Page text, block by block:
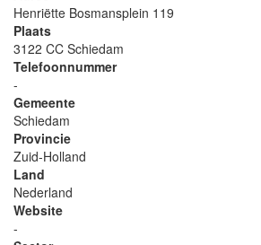
Henriëtte Bosmansplein 119
Plaats
3122 CC Schiedam
Telefoonnummer
-
Gemeente
Schiedam
Provincie
Zuid-Holland
Land
Nederland
Website
-